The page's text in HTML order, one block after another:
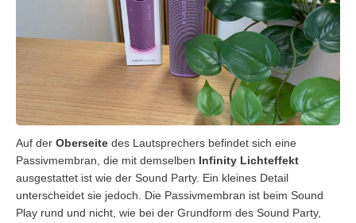
Auf der Oberseite des Lautsprechers befindet sich eine
Passivmembran, die mit demselben Infinity Lichteffekt
ausgestattet ist wie der Sound Party. Ein kleines Detail
unterscheidet sie jedoch. Die Passivmembran ist beim Sound
Play rund und nicht, wie bei der Grundform des Sound Party,